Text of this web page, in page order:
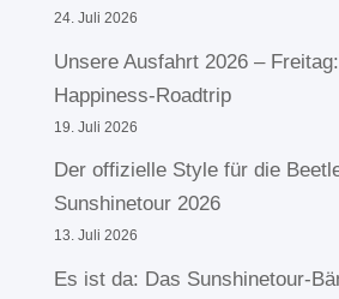
24. Juli 2026
Unsere Ausfahrt 2026 –
Happiness-Roadtrip
19. Juli 2026
Der offizielle Style für die
Sunshinetour 2026
13. Juli 2026
Es ist da: Das Sunshinetour-